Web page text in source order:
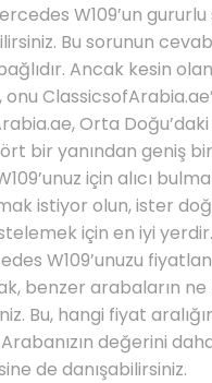
W109’un
Bu sorunun
Ancak kesin
onu
Orta
bir yanından geniş
için alıcı
istiyor olun, ister
için en iyi yerdir.
W109’unuzu
benzer arabaların
Bu, hangi fiyat
değerini
de danışabilirsiniz.